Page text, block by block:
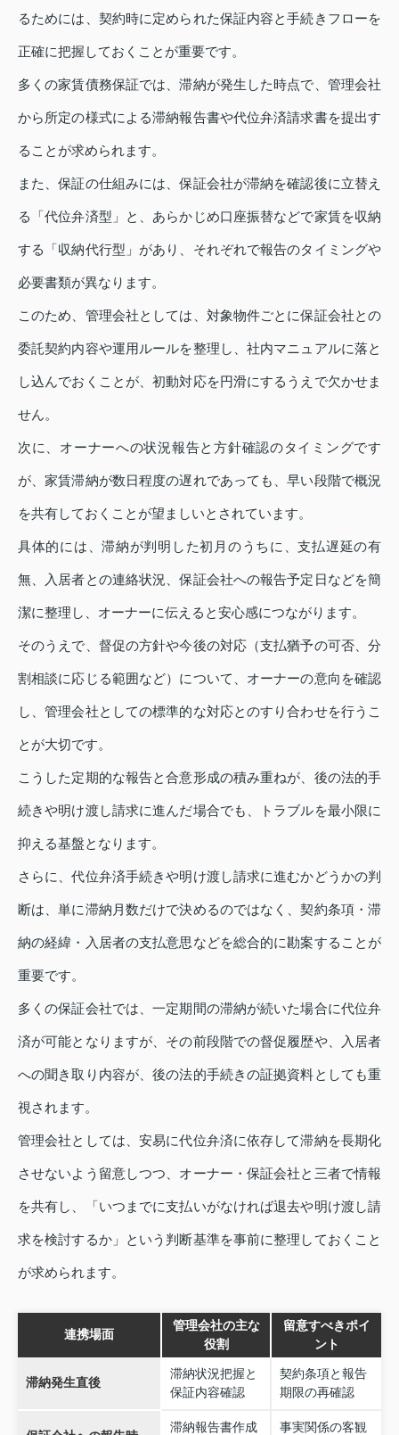
るためには、契約時に定められた保証内容と手続きフローを
正確に把握しておくことが重要です。
多くの家賃債務保証では、滞納が発生した時点で、管理会社
から所定の様式による滞納報告書や代位弁済請求書を提出す
ることが求められます。
また、保証の仕組みには、保証会社が滞納を確認後に立替え
る「代位弁済型」と、あらかじめ口座振替などで家賃を収納
する「収納代行型」があり、それぞれで報告のタイミングや
必要書類が異なります。
このため、管理会社としては、対象物件ごとに保証会社との
委託契約内容や運用ルールを整理し、社内マニュアルに落と
し込んでおくことが、初動対応を円滑にするうえで欠かせま
せん。
次に、オーナーへの状況報告と方針確認のタイミングです
が、家賃滞納が数日程度の遅れであっても、早い段階で概況
を共有しておくことが望ましいとされています。
具体的には、滞納が判明した初月のうちに、支払遅延の有
無、入居者との連絡状況、保証会社への報告予定日などを簡
潔に整理し、オーナーに伝えると安心感につながります。
そのうえで、督促の方針や今後の対応（支払猶予の可否、分
割相談に応じる範囲など）について、オーナーの意向を確認
し、管理会社としての標準的な対応とのすり合わせを行うこ
とが大切です。
こうした定期的な報告と合意形成の積み重ねが、後の法的手
続きや明け渡し請求に進んだ場合でも、トラブルを最小限に
抑える基盤となります。
さらに、代位弁済手続きや明け渡し請求に進むかどうかの判
断は、単に滞納月数だけで決めるのではなく、契約条項・滞
納の経緯・入居者の支払意思などを総合的に勘案することが
重要です。
多くの保証会社では、一定期間の滞納が続いた場合に代位弁
済が可能となりますが、その前段階での督促履歴や、入居者
への聞き取り内容が、後の法的手続きの証拠資料としても重
視されます。
管理会社としては、安易に代位弁済に依存して滞納を長期化
させないよう留意しつつ、オーナー・保証会社と三者で情報
を共有し、「いつまでに支払いがなければ退去や明け渡し請
求を検討するか」という判断基準を事前に整理しておくこと
が求められます。
連携場面
管理会社の主な
役割
留意すべきポイ
ント
滞納発生直後
滞納状況把握と
保証内容確認
契約条項と報告
期限の再確認
滞納報告書作成 事実関係の客観